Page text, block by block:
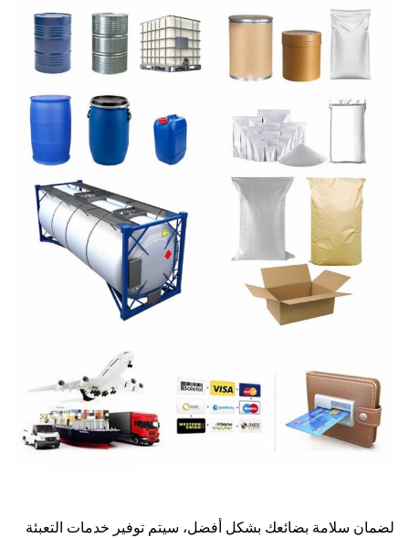
لضمان سلامة بضائعك بشكل أفضل، سيتم توفير خدمات التعبئة